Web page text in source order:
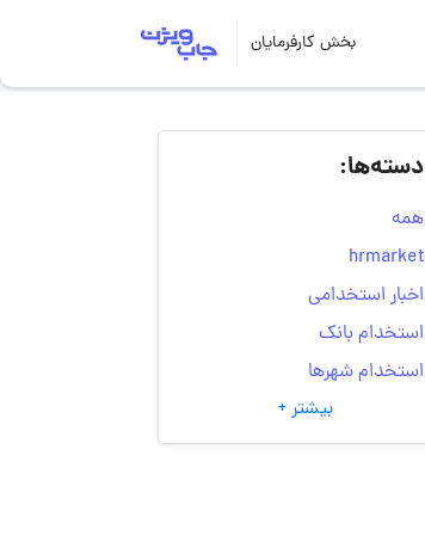
بخش کارفرمایان
دسته‌ها:
همه
hrmarket
اخبار استخدامی
استخدام بانک
استخدام شهرها
انتخاب مسیر شغلی
به‌روزرسانی‌های سایت
بیشتر +